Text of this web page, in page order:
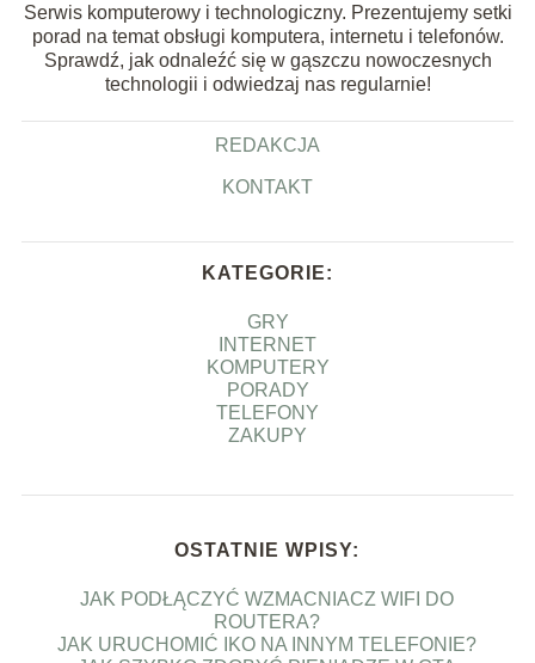
Serwis komputerowy i technologiczny. Prezentujemy setki
porad na temat obsługi komputera, internetu i telefonów.
Sprawdź, jak odnaleźć się w gąszczu nowoczesnych
technologii i odwiedzaj nas regularnie!
REDAKCJA
KONTAKT
KATEGORIE:
GRY
INTERNET
KOMPUTERY
PORADY
TELEFONY
ZAKUPY
OSTATNIE WPISY:
JAK PODŁĄCZYĆ WZMACNIACZ WIFI DO
ROUTERA?
JAK URUCHOMIĆ IKO NA INNYM TELEFONIE?